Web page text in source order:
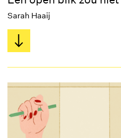
Sarah Haaij